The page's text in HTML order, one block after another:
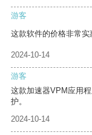
游客
这款软件的价格非常实
2024-10-14
游客
这款加速器VPM应用
护。
2024-10-14